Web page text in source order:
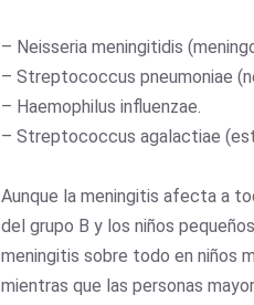
– Neisseria meningitidis
– Streptococcus pneumoniae
– Haemophilus influenzae.
– Streptococcus agalactiae
Aunque la meningitis afecta a
del grupo B y los niños
meningitis sobre todo en niños
mientras que las personas